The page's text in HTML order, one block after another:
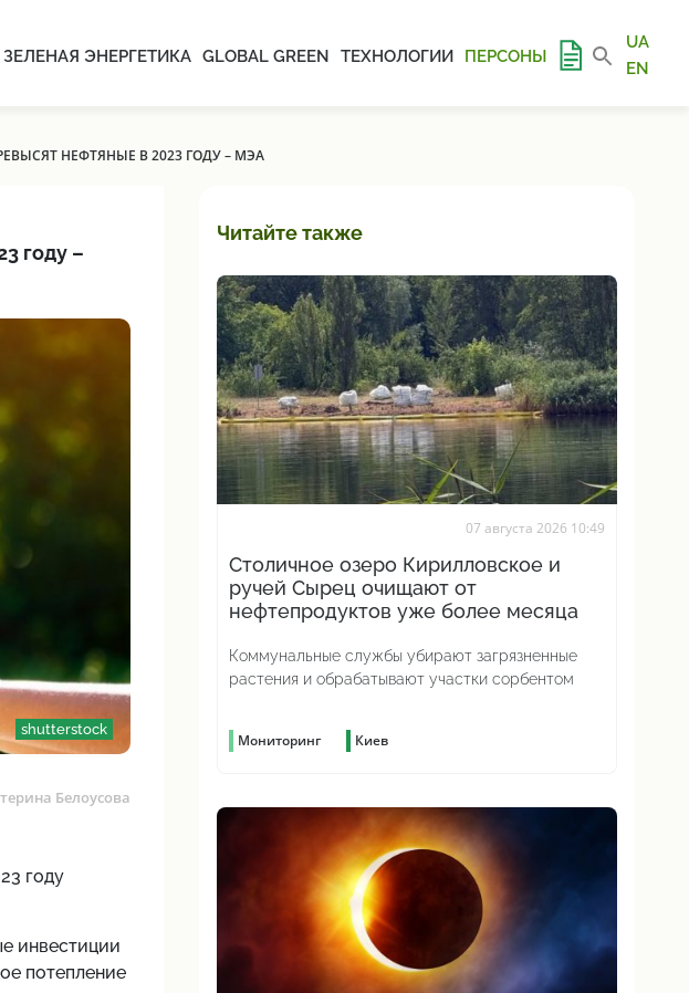
ЗЕЛЕНАЯ ЭНЕРГЕТИКА GLOBAL GREEN ТЕХНОЛОГИИ ПЕРСОНЫ
UA
EN
НЕФТЯНЫЕ В 2023 ГОДУ – МЭА
году –
shutterstock
Белоусова
году
инвестиции
потепление
Читайте также
07 августа 2026 10:49
Столичное озеро Кирилловское и
ручей Сырец очищают от
нефтепродуктов уже более месяца
Коммунальные службы убирают загрязненные
растения и обрабатывают участки сорбентом
Мониторинг Киев